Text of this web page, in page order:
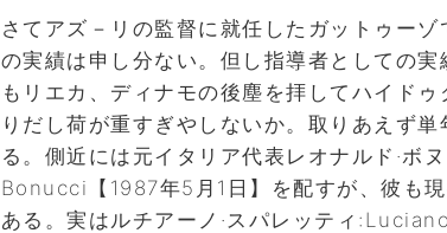
さてアズ－リの監督に就任したガットゥー
の実績は申し分ない。但し指導者としての
もリエカ、ディナモの後塵を拝してハイド
りだし荷が重すぎやしないか。取りあえず
る。側近には元イタリア代表レオナルド·ボ
Bonucci【1987年5月1日】を配すが、彼も
ある。実はルチアーノ·スパレッティ